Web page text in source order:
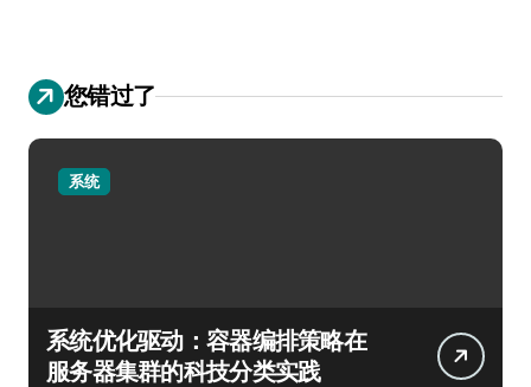
您错过了
系统
系统优化驱动：容器编排策略在
服务器集群的科技分类实践